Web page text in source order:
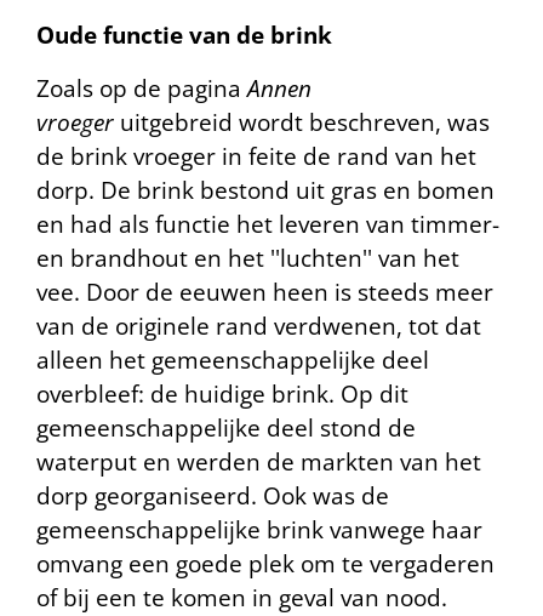
Oude functie van de brink
Zoals op de paginaAnnen
vroeger uitgebreid wordt beschreven, was
de brink vroeger in feite de rand van het
dorp. De brink bestond uit gras en bomen
en had als functie het leveren van timmer-
en brandhout en het ''luchten'' van het
vee. Door de eeuwen heen is steeds meer
van de originele rand verdwenen, tot dat
alleen het gemeenschappelijke deel
overbleef: de huidige brink. Op dit
gemeenschappelijke deel stond de
waterput en werden de markten van het
dorp georganiseerd. Ook was de
gemeenschappelijke brink vanwege haar
omvang een goede plek om te vergaderen
of bij een te komen in geval van nood.